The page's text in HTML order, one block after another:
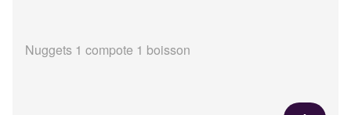
Nuggets 1 compote 1 boisson